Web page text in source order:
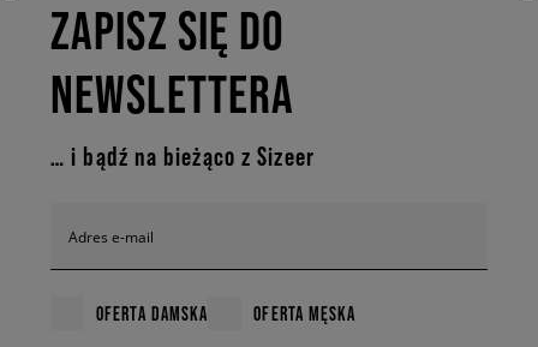
ZAPISZ SIĘ DO
NEWSLETTERA
… i bądź na bieżąco z Sizeer
Adres e-mail
OFERTA DAMSKA OFERTA MĘSKA